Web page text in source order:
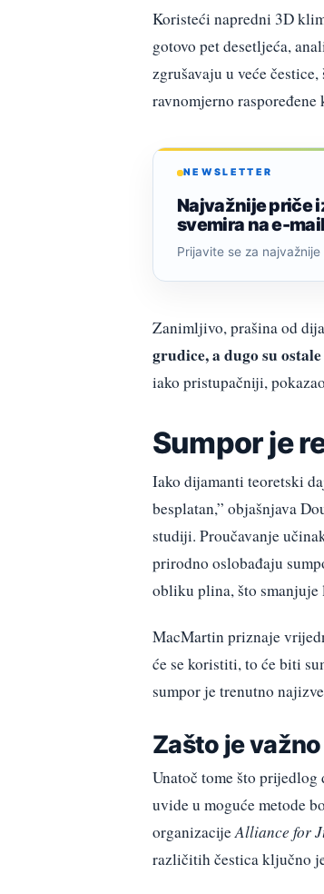
Koristeći napredni 3D
gotovo pet desetljeća,
zgrušavaju u veće
ravnomjerno
NEWSLETTER
Najvažnije priče
svemira na e-
Prijavite se za
Zanimljivo, prašina od
grudice, a dugo su
iako pristupačniji,
Sumpor je
Iako dijamanti teoretski
besplatan,” objašnjava
studiji. Proučavanje
prirodno oslobađaju
obliku plina, što smanjuje
MacMartin priznaje
će se koristiti, to će biti
sumpor je trenutno
Zašto je
Unatoč tome što
uvide u moguće metode
organizacijeAlliance for
različitih čestica ključno